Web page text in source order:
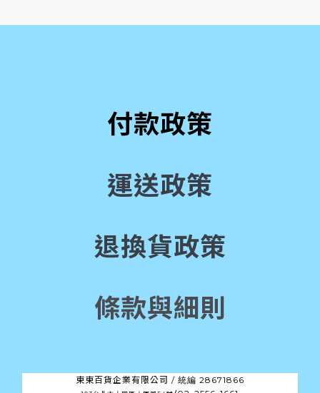
付款政策
運送政策
退換貨政策
條款與細則
東東百貨企業有限公司 / 統編 28671866